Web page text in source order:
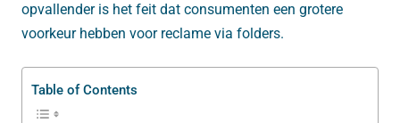
opvallender is het feit dat consumenten een grotere
voorkeur hebben voor reclame via folders.
Table of Contents